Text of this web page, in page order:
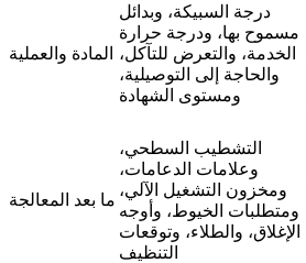
المادة والعملية
درجة السبيكة، وبدائل
مسموح بها، ودرجة حرارة
الخدمة، والتعرض للتآكل،
والحاجة إلى التوصيلية،
ومستوى الشهادة
ما بعد المعالجة
التشطيب السطحي،
وعلامات الدعامات،
ومخزون التشغيل الآلي،
ومتطلبات الخيوط، وأوجه
الإغلاق، والطلاء، وتوقعات
التنظيف